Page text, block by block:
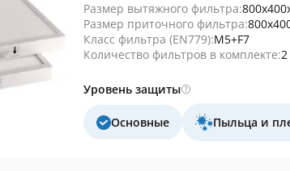
Размер вытяжного фильтра:
Размер приточного фильтра:
Класс фильтра (EN779):M5+F7
Количество фильтров в комплекте:
Уровень защиты
Основные Пыльца и